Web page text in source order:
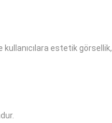
kullanıcılara estetik görsellik,